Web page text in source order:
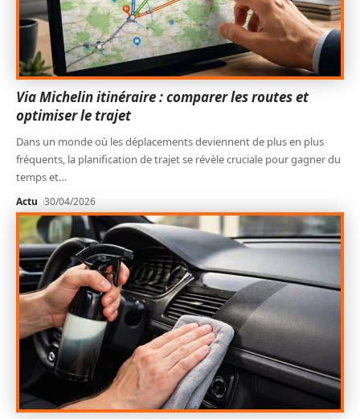
Via Michelin itinéraire : comparer les routes et
optimiser le trajet
Dans un monde où les déplacements deviennent de plus en plus
fréquents, la planification de trajet se révèle cruciale pour gagner du
temps et…
Actu 30/04/2026